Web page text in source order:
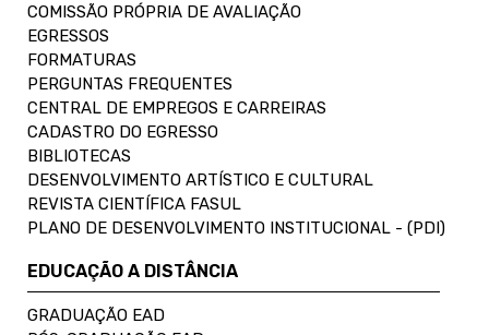
COMISSÃO PRÓPRIA DE AVALIAÇÃO
EGRESSOS
FORMATURAS
PERGUNTAS FREQUENTES
CENTRAL DE EMPREGOS E CARREIRAS
CADASTRO DO EGRESSO
BIBLIOTECAS
DESENVOLVIMENTO ARTÍSTICO E CULTURAL
REVISTA CIENTÍFICA FASUL
PLANO DE DESENVOLVIMENTO INSTITUCIONAL - (PDI)
EDUCAÇÃO A DISTÂNCIA
GRADUAÇÃO EAD